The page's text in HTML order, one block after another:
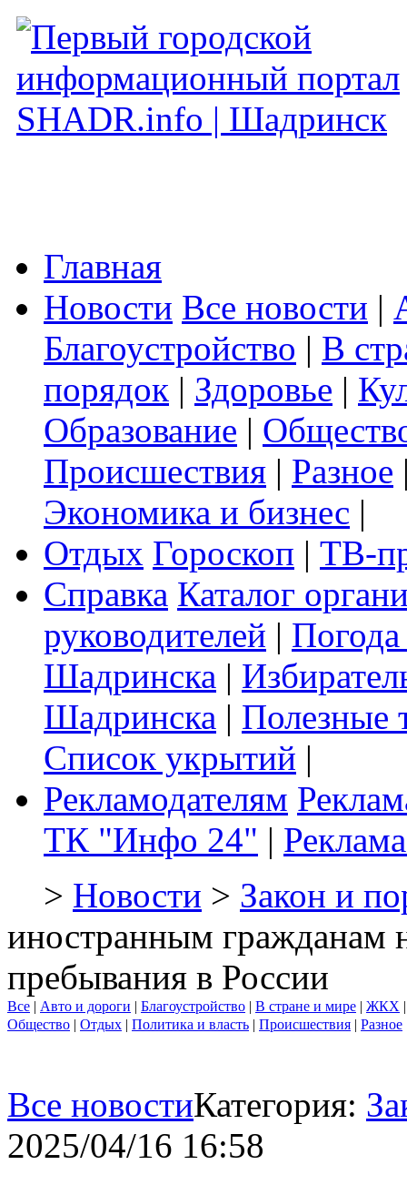
Главная
Новости Все новости |
Благоустройство | В
порядок | Здоровье |
Образование |
Происшествия | Разное
Экономика и бизнес |
Отдых Гороскоп | ТВ-
Справка Каталог
руководителей |
Шадринска |
Шадринска | Полезные
Список укрытий |
Рекламодателям
ТК "Инфо 24" |
> Новости > Закон и
иностранным гражданам
пребывания в России
Все | Авто и дороги | Благоустройство | В стране и мире | ЖКХ
Общество | Отдых | Политика и власть | Происшествия | Разное
Все новостиКатегория:
2025/04/16 16:58